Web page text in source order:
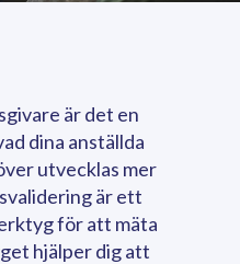
är det en
dina anställda
utvecklas mer
är ett
för att mäta
hjälper dig att